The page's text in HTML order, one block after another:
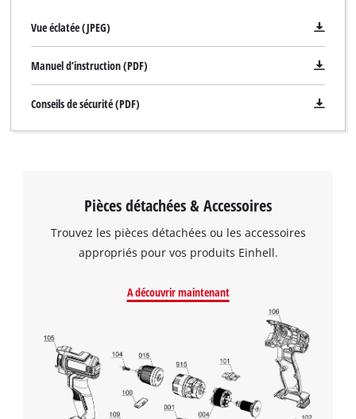
Vue éclatée (JPEG)
Manuel d’instruction (PDF)
Conseils de sécurité (PDF)
Pièces détachées & Accessoires
Trouvez les pièces détachées ou les accessoires
appropriés pour vos produits Einhell.
A découvrir maintenant